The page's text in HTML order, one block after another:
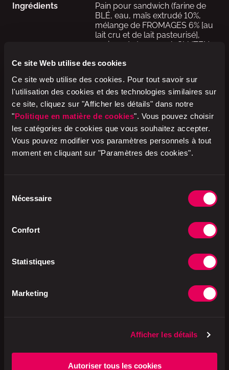
Ce site Web utilise des cookies
Ce site web utilise des cookies. Pour tout savoir sur
l'utilisation des cookies et des technologies similaires sur
ce site, cliquez sur "Afficher les détails" dans notre
"Politique en matière de cookies". Vous pouvez choisir
les catégories de cookies que vous souhaitez accepter.
Vous pouvez modifier vos paramètres personnels à tout
moment en cliquant sur "Paramètres des cookies".
Nécessaire
Confort
Statistiques
Marketing
Afficher les détails
Autoriser tous les cookies
Ingrédients
Pain pour sandwich (farine de
BLÉ, eau, maïs extrudé 10%,
mélange de FROMAGES 6% [au
lait cru et de lait pasteurisé],
graines de tournesol, GLUTEN
tournesol, farine de maïs 1%, sel
de traitement de la farine: E300,
farine de malt d'ORGE,
correcteur d'acidité: E524,
acérola en poudre [sur
maltodextrine]), produit à base
de viande de poulet, à
consommer cru 17% (viande de
poulet 95% [CH], sel de cuisine,
colorant: E160c, sel nitrité pour
d'ŒUF*, vinaigre de table, sel
épaississant: E412, protéine de
pois, fécule de pommes de